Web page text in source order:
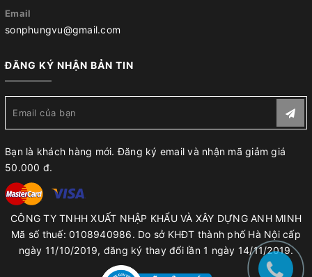
Email
sonphungvu@gmail.com
ĐĂNG KÝ NHẬN BẢN TIN
Bạn là khách hàng mới. Đăng ký email và nhận mã giảm giá
50.000 đ.
CÔNG TY TNHH XUẤT NHẬP KHẨU VÀ XÂY DỰNG ANH MINH
Mã số thuế: 0108940986. Do sở KHĐT thành phố Hà Nội cấp
ngày 11/10/2019, đăng ký thay đổi lần 1 ngày 14/11/2019.